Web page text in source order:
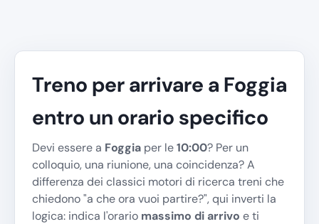
Treno per arrivare a Foggia
entro un orario specifico
Devi essere a Foggia per le10:00? Per un
colloquio, una riunione, una coincidenza? A
differenza dei classici motori di ricerca treni che
chiedono "a che ora vuoi partire?", qui inverti la
logica: indica l'orario massimo di arrivo e ti